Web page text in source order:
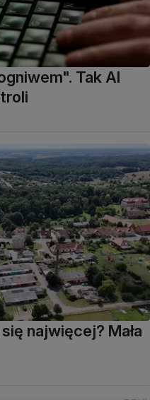
Tak AI
najwięcej? Mała